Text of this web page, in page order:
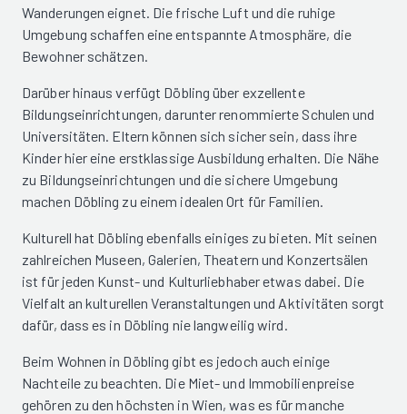
Wanderungen eignet. Die frische Luft und die ruhige
Umgebung schaffen eine entspannte Atmosphäre, die
Bewohner schätzen.
Darüber hinaus verfügt Döbling über exzellente
Bildungseinrichtungen, darunter renommierte Schulen und
Universitäten. Eltern können sich sicher sein, dass ihre
Kinder hier eine erstklassige Ausbildung erhalten. Die Nähe
zu Bildungseinrichtungen und die sichere Umgebung
machen Döbling zu einem idealen Ort für Familien.
Kulturell hat Döbling ebenfalls einiges zu bieten. Mit seinen
zahlreichen Museen, Galerien, Theatern und Konzertsälen
ist für jeden Kunst- und Kulturliebhaber etwas dabei. Die
Vielfalt an kulturellen Veranstaltungen und Aktivitäten sorgt
dafür, dass es in Döbling nie langweilig wird.
Beim Wohnen in Döbling gibt es jedoch auch einige
Nachteile zu beachten. Die Miet- und Immobilienpreise
gehören zu den höchsten in Wien, was es für manche